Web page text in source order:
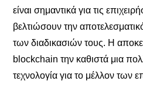
είναι σημαντικά για τις
βελτιώσουν την
των διαδικασιών τους. Η
blockchain την καθιστά μια
τεχνολογία για το μέλλον των